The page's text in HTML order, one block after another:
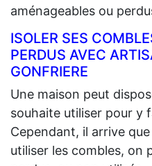
aménageables ou
ISOLER SES
PERDUS AVEC
GONFRIERE
Une maison peut
souhaite utiliser pour y
Cependant, il arrive
utiliser les combles, on